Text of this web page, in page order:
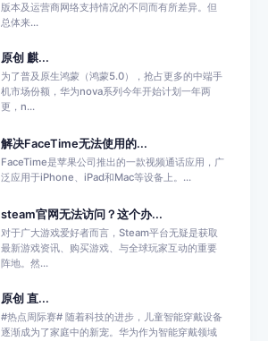
版本及运营商网络支持情况的不同而有所差异。但
总体来...
原创 麒...
为了普及原生鸿蒙（鸿蒙5.0），抢占更多的中端手
机市场份额，华为nova系列今年开始计划一年两
更，n...
解决FaceTime无法使用的...
FaceTime是苹果公司推出的一款视频通话应用，广
泛应用于iPhone、iPad和Mac等设备上。...
steam官网无法访问？这个办...
对于广大游戏爱好者而言，Steam平台无疑是获取
最新游戏资讯、购买游戏、与全球玩家互动的重要
阵地。然...
原创 直...
#热点周际赛# 随着科技的进步，儿童智能穿戴设备
逐渐成为了家庭中的新宠。华为作为智能穿戴领域